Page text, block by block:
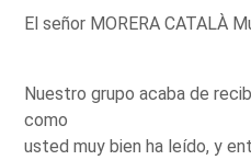
El señor MORERA CATALÀ
Nuestro grupo acaba de
como
usted muy bien ha leído, y